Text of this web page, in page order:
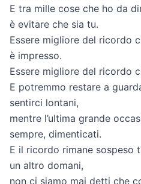
E tra mille cose che ho da
è evitare che sia tu.
Essere migliore del ricordo
è impresso.
Essere migliore del ricordo
E potremmo restare a
sentirci lontani,
mentre l’ultima grande
sempre, dimenticati.
E il ricordo rimane sospeso
un altro domani,
non ci siamo mai detti che